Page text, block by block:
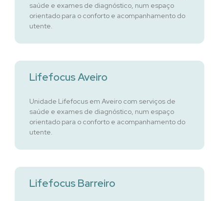
saúde e exames de diagnóstico, num espaço
orientado para o conforto e acompanhamento do
utente.
Lifefocus Aveiro
Unidade Lifefocus em Aveiro com serviços de
saúde e exames de diagnóstico, num espaço
orientado para o conforto e acompanhamento do
utente.
Lifefocus Barreiro